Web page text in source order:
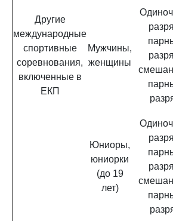
Другие
международные
спортивные
соревнования,
включенные в
ЕКП
Мужчины,
женщины
Юниоры,
юниорки
(до 19
лет)